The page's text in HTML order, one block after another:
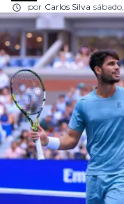
por Carlos Silva